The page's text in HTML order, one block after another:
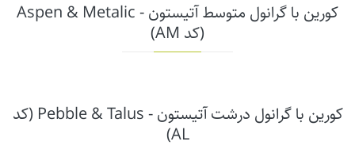
کورین با گرانول متوسط آتیستون - Aspen & Metalic
(کد AM)
کورین با گرانول درشت آتیستون - Pebble & Talus (کد
AL)